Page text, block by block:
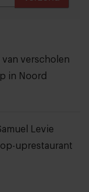
van verscholen
in Noord
Levie
uprestaurant